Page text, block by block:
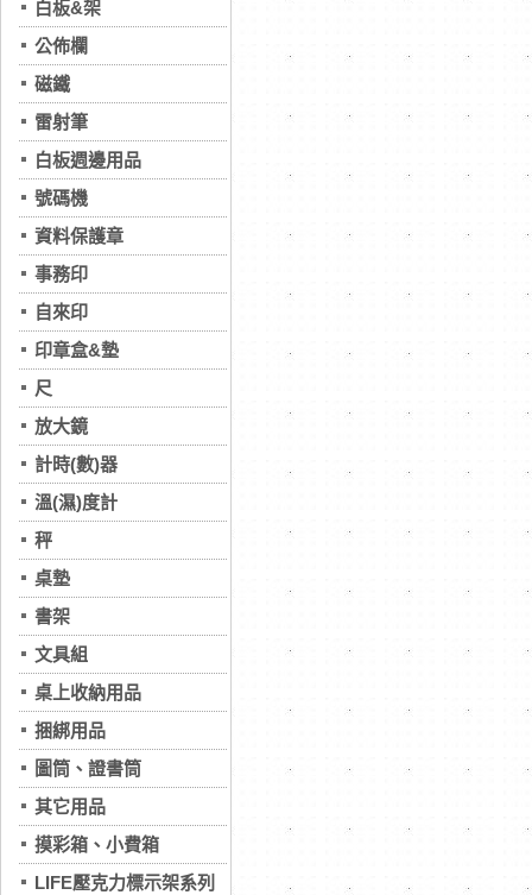
白板&架
公佈欄
磁鐵
雷射筆
白板週邊用品
號碼機
資料保護章
事務印
自來印
印章盒&墊
尺
放大鏡
計時(數)器
溫(濕)度計
秤
桌墊
書架
文具組
桌上收納用品
捆綁用品
圖筒、證書筒
其它用品
摸彩箱、小費箱
LIFE壓克力標示架系列